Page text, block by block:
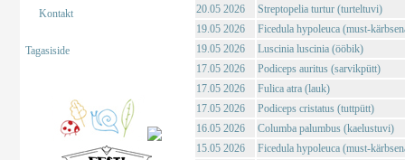
Kontakt
Tagasiside
20.05 2026
Streptopelia turtur (turteltuvi)
19.05 2026
Ficedula hypoleuca (must-
19.05 2026
Luscinia luscinia (ööbik)
17.05 2026
Podiceps auritus (sarvikpütt)
17.05 2026
Fulica atra (lauk)
17.05 2026
Podiceps cristatus (tuttpütt)
16.05 2026
Columba palumbus (kaelustuvi)
15.05 2026
Ficedula hypoleuca (must-